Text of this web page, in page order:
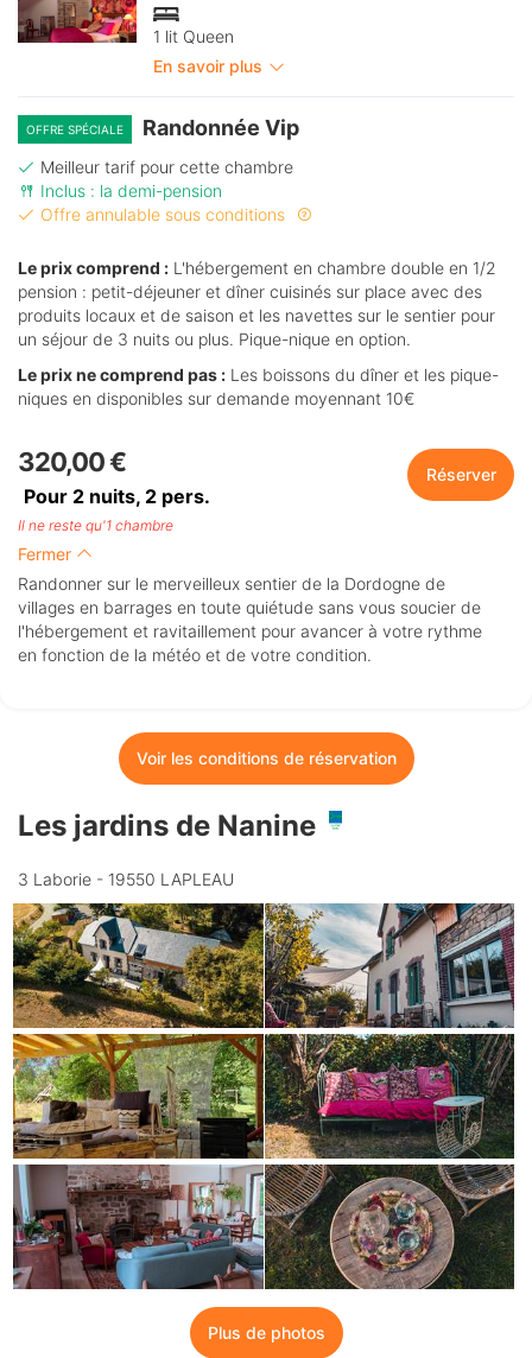
1 lit Queen
En savoir plus
OFFRE SPÉCIALE Randonnée Vip
Meilleur tarif pour cette chambre
Inclus : la demi-pension
Offre annulable sous conditions
Le prix comprend : L'hébergement en chambre double en 1/2
pension : petit-déjeuner et dîner cuisinés sur place avec des
produits locaux et de saison et les navettes sur le sentier pour
un séjour de 3 nuits ou plus. Pique-nique en option.
Le prix ne comprend pas : Les boissons du dîner et les pique-
niques en disponibles sur demande moyennant 10€
320,00 €
Pour 2 nuits, 2 pers.
Réserver
Il ne reste qu'1 chambre
Fermer
Randonner sur le merveilleux sentier de la Dordogne de
villages en barrages en toute quiétude sans vous soucier de
l'hébergement et ravitaillement pour avancer à votre rythme
en fonction de la météo et de votre condition.
Voir les conditions de réservation
Les jardins de Nanine
3 Laborie - 19550 LAPLEAU
Plus de photos